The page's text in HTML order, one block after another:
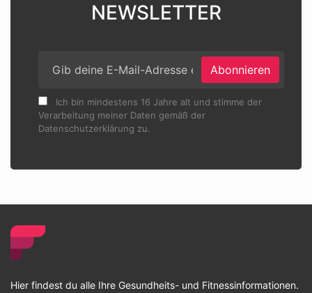
NEWSLETTER
Abonnieren
Ich bin mindestens 16 Jahre alt und stimme der
Verarbeitung meiner Daten gemäß der
Datenschutzerklärung zu.
Hier findest du alle Ihre Gesundheits- und Fitnessinformationen.